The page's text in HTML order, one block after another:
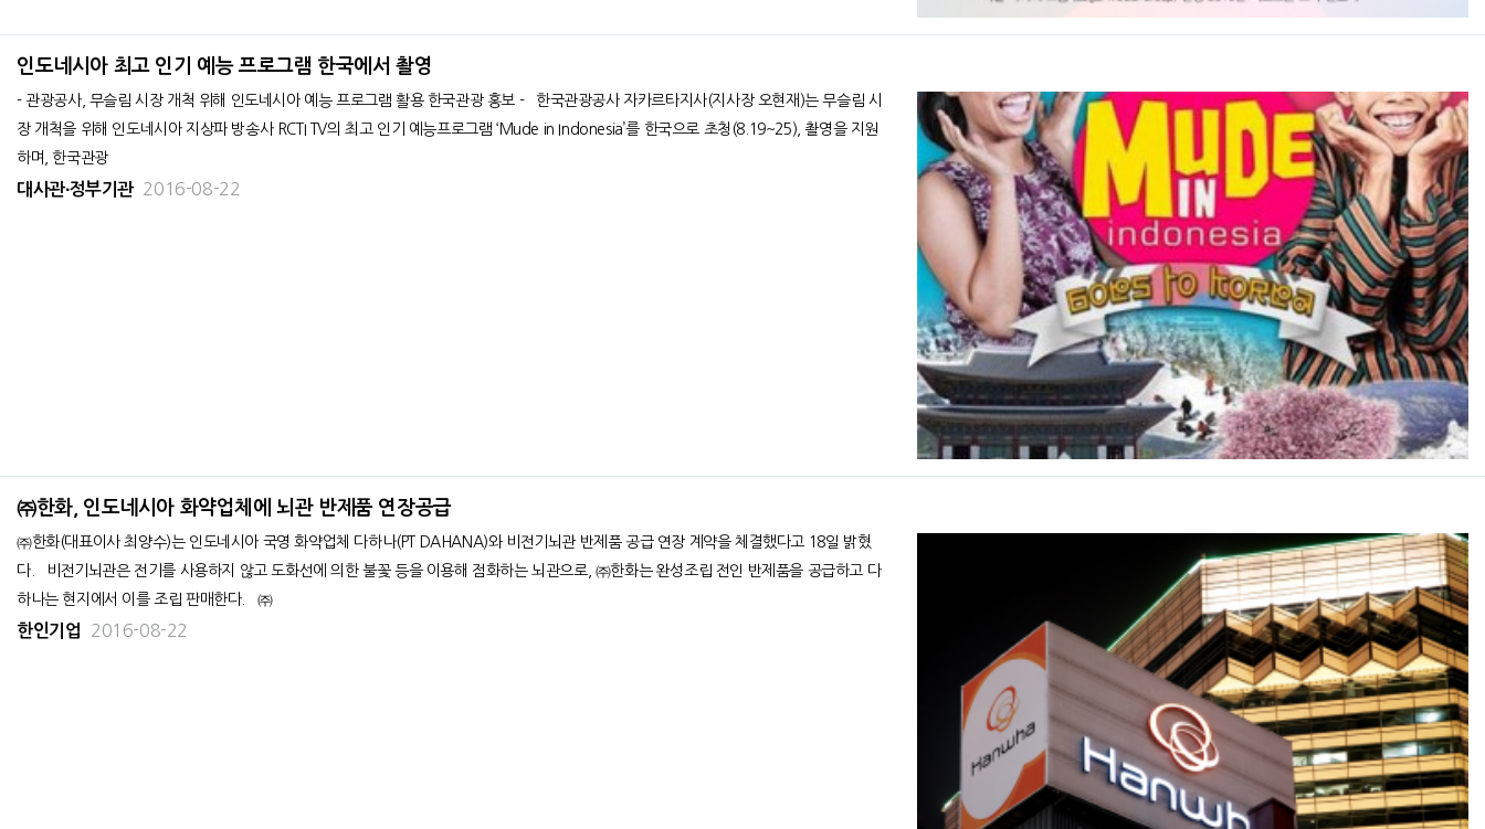
인도네시아 최고 인기 예능 프로그램 한국에서 촬영
- 관광공사, 무슬림 시장 개척 위해 인도네시아 예능 프로그램 활용 한국관광 홍보 - 한국관광공사 자카르타지사(지사장 오현재)는 무슬림 시
장 개척을 위해 인도네시아 지상파 방송사 RCTI TV의 최고 인기 예능프로그램 ‘Mude in Indonesia’를 한국으로 초청(8.19~25), 촬영을 지원
하며, 한국관광
대사관∙정부기관 2016-08-22
㈜한화, 인도네시아 화약업체에 뇌관 반제품 연장공급
㈜한화(대표이사 최양수)는 인도네시아 국영 화약업체 다하나(PT DAHANA)와 비전기뇌관 반제품 공급 연장 계약을 체결했다고 18일 밝혔
다. 비전기뇌관은 전기를 사용하지 않고 도화선에 의한 불꽃 등을 이용해 점화하는 뇌관으로, ㈜한화는 완성조립 전인 반제품을 공급하고 다
하나는 현지에서 이를 조립 판매한다. ㈜
한인기업 2016-08-22